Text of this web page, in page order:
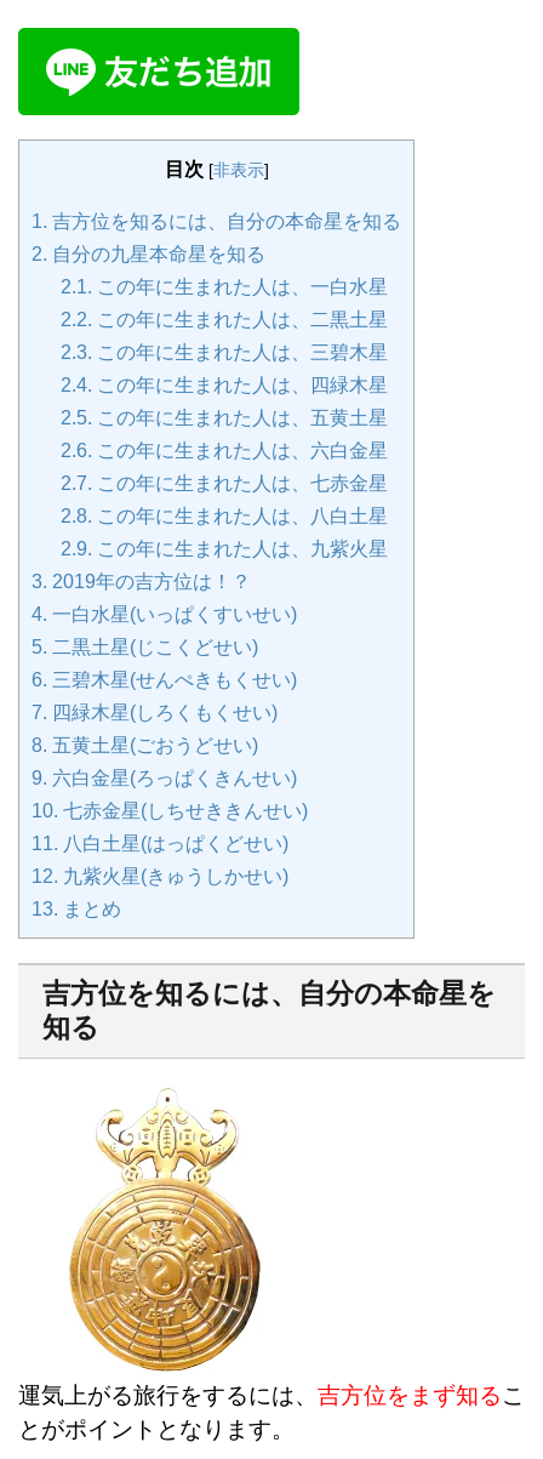
目次 [非表示]
1. 吉方位を知るには、自分の本命星を知る
2. 自分の九星本命星を知る
2.1. この年に生まれた人は、一白水星
2.2. この年に生まれた人は、二黒土星
2.3. この年に生まれた人は、三碧木星
2.4. この年に生まれた人は、四緑木星
2.5. この年に生まれた人は、五黄土星
2.6. この年に生まれた人は、六白金星
2.7. この年に生まれた人は、七赤金星
2.8. この年に生まれた人は、八白土星
2.9. この年に生まれた人は、九紫火星
3. 2019年の吉方位は！？
4. 一白水星(いっぱくすいせい)
5. 二黒土星(じこくどせい)
6. 三碧木星(せんぺきもくせい)
7. 四緑木星(しろくもくせい)
8. 五黄土星(ごおうどせい)
9. 六白金星(ろっぱくきんせい)
10. 七赤金星(しちせききんせい)
11. 八白土星(はっぱくどせい)
12. 九紫火星(きゅうしかせい)
13. まとめ
吉方位を知るには、自分の本命星を
知る
運気上がる旅行をするには、 吉方位をまず知るこ
とがポイントとなります。